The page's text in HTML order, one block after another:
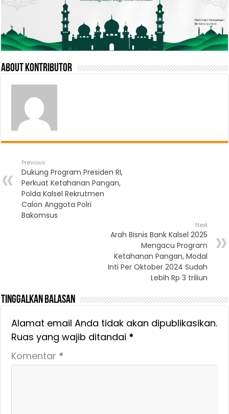
About Kontributor
Previous
Dukung Program Presiden RI,
Perkuat Ketahanan Pangan,
Polda Kalsel Rekrutmen
Calon Anggota Polri
Bakomsus
Next
Arah Bisnis Bank Kalsel 2025
Mengacu Program
Ketahanan Pangan, Modal
Inti Per Oktober 2024 Sudah
Lebih Rp 3 triliun
Tinggalkan Balasan
Alamat email Anda tidak akan dipublikasikan.
Ruas yang wajib ditandai *
Komentar *